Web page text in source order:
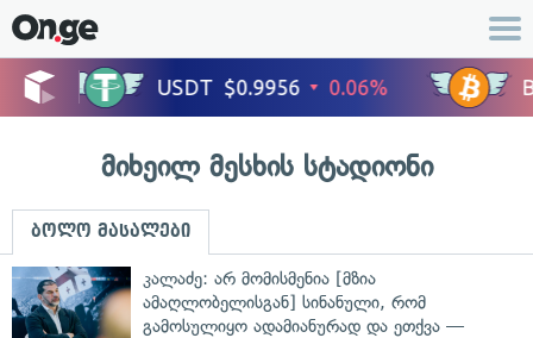
მიხეილ მესხის სტადიონი
ბოლო მასალები
კალაძე: არ მომისმენია [მზია
ამაღლობელისგან] სინანული, რომ
გამოსულიყო ადამიანურად და ეთქვა —